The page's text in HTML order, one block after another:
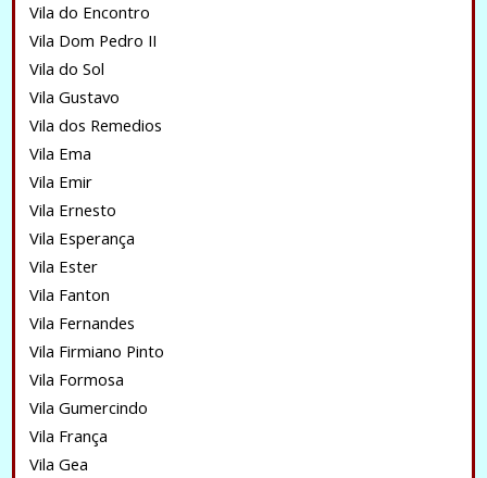
Vila do Encontro
Vila Dom Pedro II
Vila do Sol
Vila Gustavo
Vila dos Remedios
Vila Ema
Vila Emir
Vila Ernesto
Vila Esperança
Vila Ester
Vila Fanton
Vila Fernandes
Vila Firmiano Pinto
Vila Formosa
Vila Gumercindo
Vila França
Vila Gea